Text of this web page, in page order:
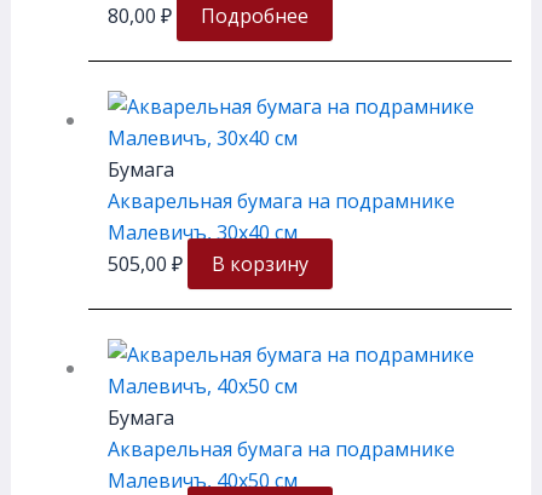
80,00 ₽ Подробнее
Бумага
Акварельная бумага на подрамнике
Малевичъ, 30х40 см
505,00 ₽ В корзину
Бумага
Акварельная бумага на подрамнике
Малевичъ, 40х50 см